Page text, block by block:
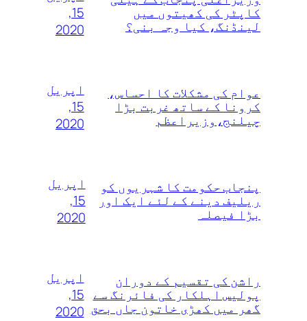
کاپٹر کی کھیتوں میں
لینڈنگ، کیا وجہ بنی؟
15,
2020
عوام کی مشکلات کا احساس،
کرونا کے ساتھ غربت بڑا
چیلنج،وزیراعظم
اپریل
15,
2020
پنجاب حکومت کا شہریوں کو
ریلیف دینے کے لئے ایک اور
بڑا فیصلہ
اپریل
15,
2020
راشن کی تقسیم کے دوران
پولیس اہلکار کی فائرنگ سے
گھر میں کھڑی خاتون جاں بحق
اپریل
15,
2020